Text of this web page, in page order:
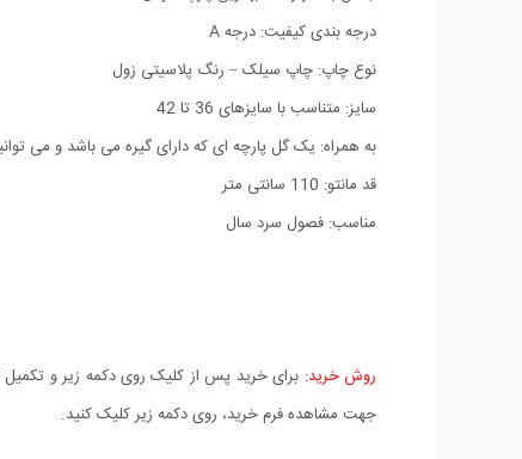
درجه بندی کیفیت: درجه A
نوع چاپ: چاپ سیلک – رنگ پلاسیتی زول
سایز: متناسب با سایزهای 36 تا 42
به همراه: یک گل پارچه ای که دارای گیره می باشد و می
قد مانتو: 110 سانتی متر
مناسب: فصول سرد سال
روش خرید: برای خرید پس از کلیک روی دکمه زیر و تکمیل
جهت مشاهده فرم خرید، روی دکمه زیر کلیک کنید.